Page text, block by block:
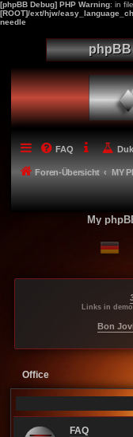
[phpBB Debug] PHP Warning: in file
[ROOT]/ext/hjw/
needle
phpBB
FAQ
Foren-Übersicht
My
Links in
Bon
Office
FAQ